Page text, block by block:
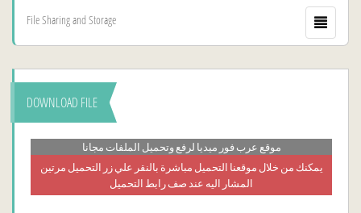
File Sharing and Storage
DOWNLOAD FILE
موقع عرب فور ميديا لرفع وتحميل الملفات مجانا
يمكنك من خلال موقعنا التحميل مباشرة بالنقر علي زر التحميل مرتين
المشار اليه عند صف رابط التحميل